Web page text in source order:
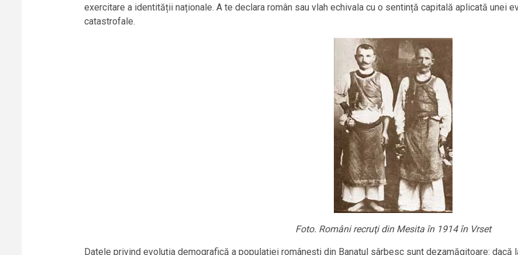
exercitare a identității naționale. A te declara român sau vlah echivala cu o sentință capitală aplicată unei
catastrofale.
Foto. Români recruţi din Mesita în 1914 în Vrset
Datele privind evoluția demografică a populației românești din Banatul sârbesc sunt dezamăgitoare: dacă